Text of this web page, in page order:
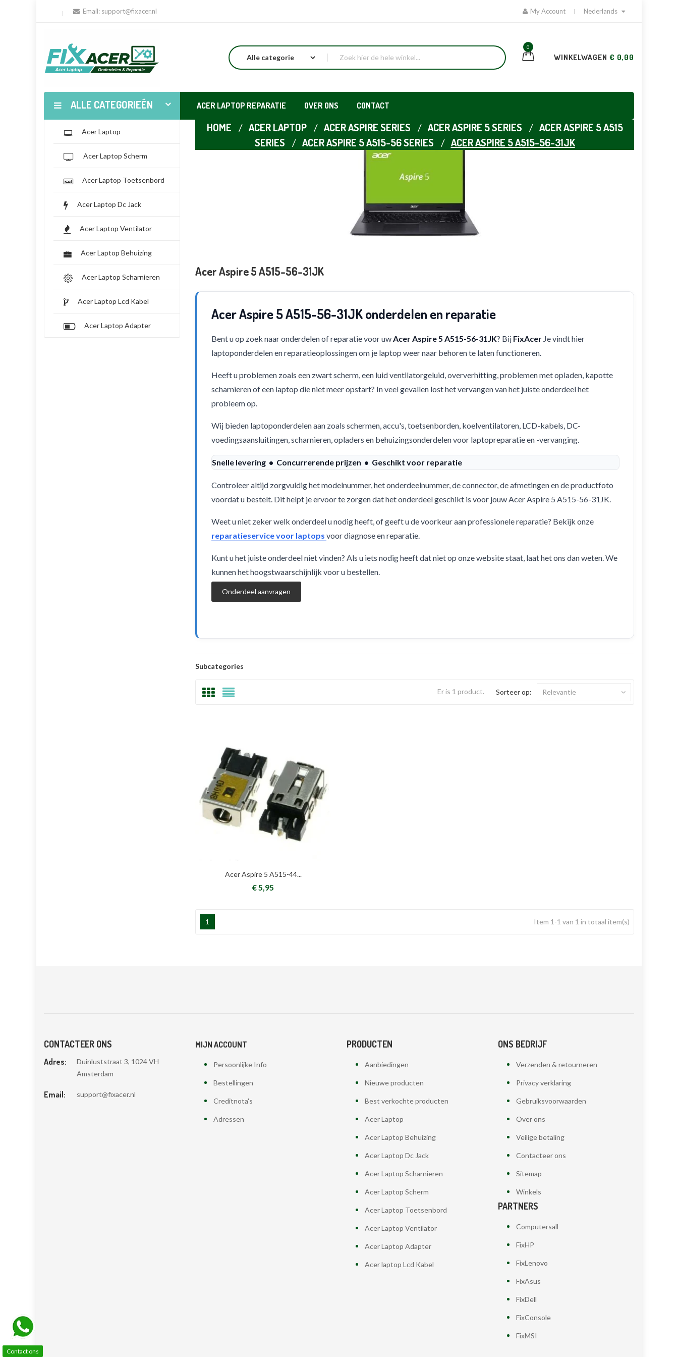
Email: support@fixacer.nl My Account Nederlands
0
WINKELWAGEN € 0,00
ALLE CATEGORIEËN ACER LAPTOP REPARATIE OVER ONS CONTACT
Acer Laptop
Acer Laptop Scherm
Acer Laptop Toetsenbord
Acer Laptop Dc Jack
Acer Laptop Ventilator
Acer Laptop Behuizing
Acer Laptop Scharnieren
Acer Laptop Lcd Kabel
Acer Laptop Adapter
HOME ACER LAPTOP ACER ASPIRE SERIES ACER ASPIRE 5 SERIES
ACER ASPIRE 5 A515
SERIES
ACER ASPIRE 5 A515-56 SERIES ACER ASPIRE 5 A515-56-31JK
Acer Aspire 5 A515-56-31JK
Acer Aspire 5 A515-56-31JK onderdelen en reparatie
Bent u op zoek naar onderdelen of reparatie voor uwAcer Aspire 5 A515-56-31JK? Bij FixAcer Je vindt hier
laptoponderdelen en reparatieoplossingen om je laptop weer naar behoren te laten functioneren.
Heeft u problemen zoals een zwart scherm, een luid ventilatorgeluid, oververhitting, problemen met opladen, kapotte
scharnieren of een laptop die niet meer opstart? In veel gevallen lost het vervangen van het juiste onderdeel het
probleem op.
Wij bieden laptoponderdelen aan zoals schermen, accu's, toetsenborden, koelventilatoren, LCD-kabels, DC-
voedingsaansluitingen, scharnieren, opladers en behuizingsonderdelen voor laptopreparatie en -vervanging.
Snelle levering • Concurrerende prijzen • Geschikt voor reparatie
Controleer altijd zorgvuldig het modelnummer, het onderdeelnummer, de connector, de afmetingen en de productfoto
voordat u bestelt. Dit helpt je ervoor te zorgen dat het onderdeel geschikt is voor jouw Acer Aspire 5 A515-56-31JK.
Weet u niet zeker welk onderdeel u nodig heeft, of geeft u de voorkeur aan professionele reparatie? Bekijk onze
reparatieservice voor laptops voor diagnose en reparatie.
Kunt u het juiste onderdeel niet vinden? Als u iets nodig heeft dat niet op onze website staat, laat het ons dan weten. We
kunnen het hoogstwaarschijnlijk voor u bestellen.
Onderdeel aanvragen
Subcategories
Er is 1 product. Sorteer op: Relevantie
Acer Aspire 5 A515-44...
€ 5,95
1 Item 1-1 van 1 in totaal item(s)
CONTACTEER ONS
Adres:
Duinluststraat 3, 1024 VH
Amsterdam
Email: support@fixacer.nl
MIJN ACCOUNT
Persoonlijke Info
Bestellingen
Creditnota's
Adressen
PRODUCTEN
Aanbiedingen
Nieuwe producten
Best verkochte producten
Acer Laptop
Acer Laptop Behuizing
Acer Laptop Dc Jack
Acer Laptop Scharnieren
Acer Laptop Scherm
Acer Laptop Toetsenbord
Acer Laptop Ventilator
Acer Laptop Adapter
Acer laptop Lcd Kabel
ONS BEDRIJF
Verzenden & retourneren
Privacy verklaring
Gebruiksvoorwaarden
Over ons
Veilige betaling
Contacteer ons
Sitemap
Winkels
PARTNERS
Computersall
FixHP
FixLenovo
FixAsus
FixDell
FixConsole
FixMSI
Contact ons